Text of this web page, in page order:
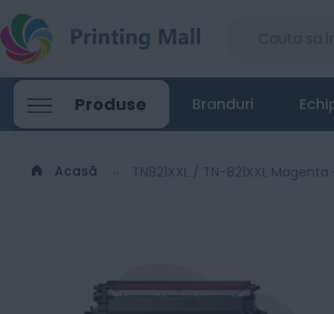
Produse Branduri
Acasă TN821XXL / TN-821XXL